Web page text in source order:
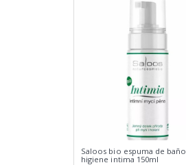
Saloos bio espuma de baño
higiene intima 150ml